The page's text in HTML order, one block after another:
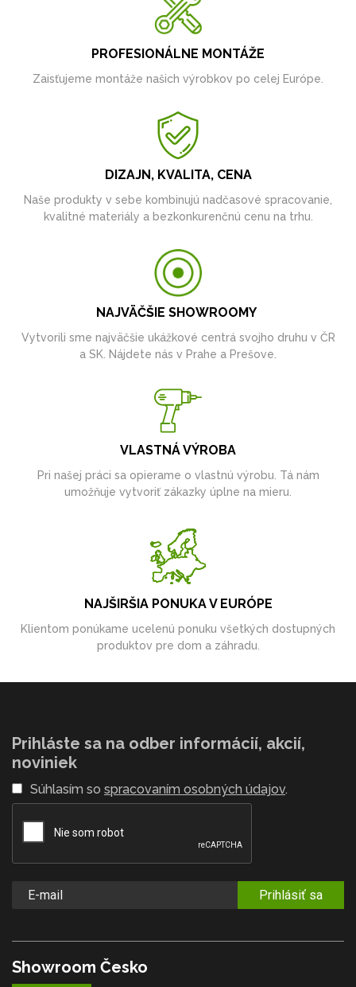
PROFESIONÁLNE MONTÁŽE
Zaisťujeme montáže našich výrobkov po celej Európe.
DIZAJN, KVALITA, CENA
Naše produkty v sebe kombinujú nadčasové spracovanie,
kvalitné materiály a bezkonkurenčnú cenu na trhu.
NAJVÄČŠIE SHOWROOMY
Vytvorili sme najväčšie ukážkové centrá svojho druhu v ČR
a SK. Nájdete nás v Prahe a Prešove.
VLASTNÁ VÝROBA
Pri našej práci sa opierame o vlastnú výrobu. Tá nám
umožňuje vytvoriť zákazky úplne na mieru.
NAJŠIRŠIA PONUKA V EURÓPE
Klientom ponúkame ucelenú ponuku všetkých dostupných
produktov pre dom a záhradu.
Prihláste sa na odber informácií, akcií,
noviniek
Súhlasím so spracovaním osobných údajov.
Prihlásiť sa
Showroom Česko